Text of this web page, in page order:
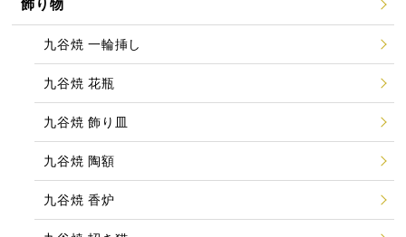
飾り物
九谷焼 一輪挿し
九谷焼 花瓶
九谷焼 飾り皿
九谷焼 陶額
九谷焼 香炉